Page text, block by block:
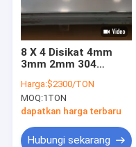
Tentang Kami
Tur Pabrik
Minta Kutipan
8 X 4 Disikat 4mm
3mm 2mm 304
Sheet 2b Finish 310
Ss316 Plate
Harga:$2300/TON
MOQ:1TON
dapatkan harga terbaru
Hubungi sekarang